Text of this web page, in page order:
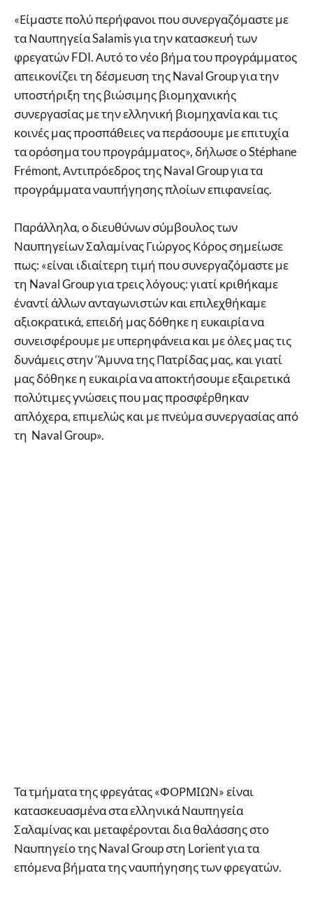
«Είμαστε πολύ περήφανοι που συνεργαζόμαστε με
τα Ναυπηγεία Salamis για την κατασκευή των
φρεγατών FDI. Αυτό το νέο βήμα του προγράμματος
απεικονίζει τη δέσμευση της Naval Group για την
υποστήριξη της βιώσιμης βιομηχανικής
συνεργασίας με την ελληνική βιομηχανία και τις
κοινές μας προσπάθειες να περάσουμε με επιτυχία
τα ορόσημα του προγράμματος», δήλωσε ο Stéphane
Frémont, Αντιπρόεδρος της Naval Group για τα
προγράμματα ναυπήγησης πλοίων επιφανείας.
Παράλληλα, ο διευθύνων σύμβουλος των
Ναυπηγείων Σαλαμίνας Γιώργος Κόρος σημείωσε
πως: «είναι ιδιαίτερη τιμή που συνεργαζόμαστε με
τη Naval Group για τρεις λόγους: γιατί κριθήκαμε
έναντί άλλων ανταγωνιστών και επιλεχθήκαμε
αξιοκρατικά, επειδή μας δόθηκε η ευκαιρία να
συνεισφέρουμε με υπερηφάνεια και με όλες μας τις
δυνάμεις στην ‘Άμυνα της Πατρίδας μας, και γιατί
μας δόθηκε η ευκαιρία να αποκτήσουμε εξαιρετικά
πολύτιμες γνώσεις που μας προσφέρθηκαν
απλόχερα, επιμελώς και με πνεύμα συνεργασίας από
τη Naval Group».
Τα τμήματα της φρεγάτας «ΦΟΡΜΙΩΝ» είναι
κατασκευασμένα στα ελληνικά Ναυπηγεία
Σαλαμίνας και μεταφέρονται δια θαλάσσης στο
Ναυπηγείο της Naval Group στη Lorient για τα
επόμενα βήματα της ναυπήγησης των φρεγατών.